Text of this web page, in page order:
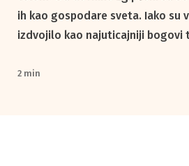
ih kao gospodare sveta. Iako su
izdvojilo kao najuticajniji bogovi
2 min